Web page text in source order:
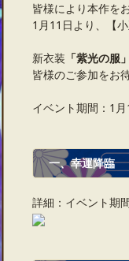
皆様により本作を
1月11日より、【
新衣装 「紫光の服
皆様のご参加をお
イベント期間：1
一、幸運降臨
詳細：イベント期